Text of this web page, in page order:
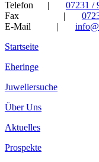
Telefon
07231 /
Fax
E-Mail
Startseite
Eheringe
Juweliersuche
Über Uns
Aktuelles
Prospekte